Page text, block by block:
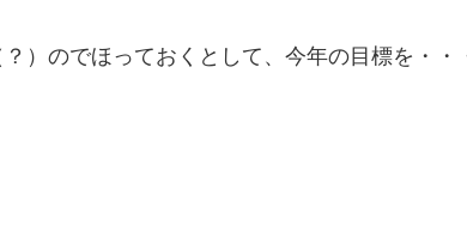
）のでほっておくとして、今年の目標を・・